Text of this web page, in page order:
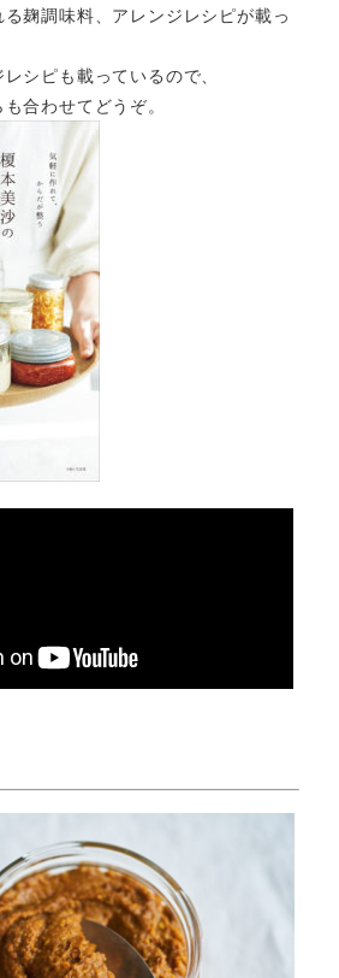
麹調味料、アレンジレシピが載っ
シピも載っているので、
合わせてどうぞ。